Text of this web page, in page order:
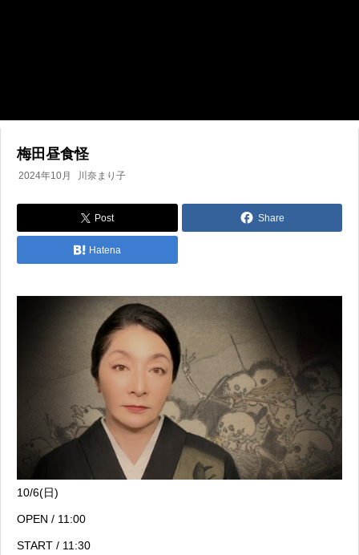
梅田昼食怪
2024年10月 川奈まり子
Post Share
Hatena
10/6(日)
OPEN / 11:00
START / 11:30